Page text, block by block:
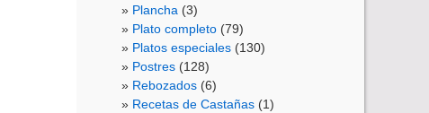
Plancha (3)
Plato completo (79)
Platos especiales (130)
Postres (128)
Rebozados (6)
Recetas de Castañas (1)